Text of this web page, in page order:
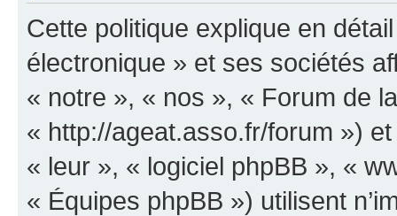
Cette politique explique en
électronique » et ses sociétés
« notre », « nos », « Forum de
« http://ageat.asso.fr/forum »)
« leur », « logiciel phpBB », «
« Équipes phpBB ») utilisent